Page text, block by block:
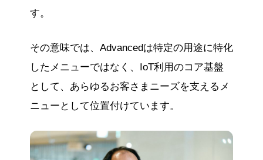
す。
その意味では、Advancedは特定の用途に特化
したメニューではなく、IoT利用のコア基盤
として、あらゆるお客さまニーズを支えるメ
ニューとして位置付けています。